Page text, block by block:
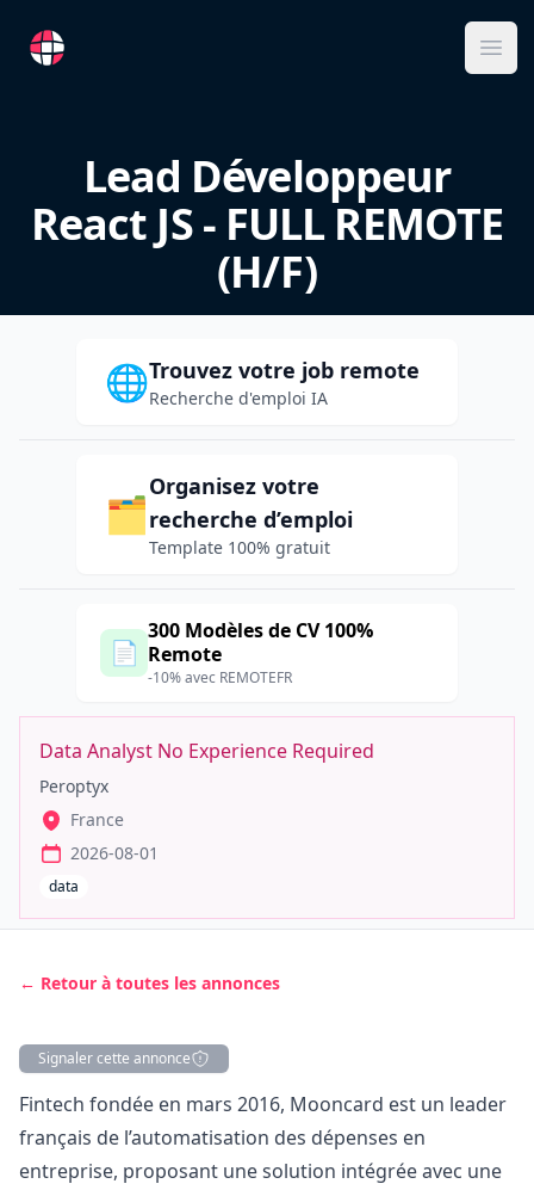
RemoteFR
Lead Développeur
React JS - FULL REMOTE
(H/F)
🌐Trouvez votre job remote
Recherche d'emploi IA
🗂️
Organisez votre
recherche d’emploi
Template 100% gratuit
📄
300 Modèles de CV 100%
Remote
-10% avec REMOTEFR
Data Analyst No Experience Required
Peroptyx
France
2026-08-01
data
← Retour à toutes les annonces
Signaler cette annonce
Description
Fintech fondée en mars 2016, Mooncard est un leader
français de l’automatisation des dépenses en
entreprise, proposant une solution intégrée avec une